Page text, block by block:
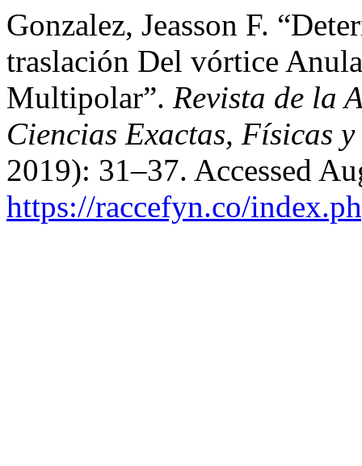
Gonzalez, Jeasson F.
traslación Del vórtice
Multipolar”. Revista de la
Ciencias Exactas, Físicas
2019): 31–37. Accessed
https://raccefyn.co/